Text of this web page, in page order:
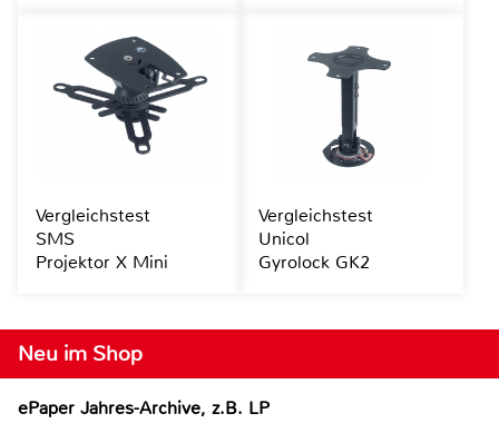
Neu im Shop
ePaper Jahres-Archive, z.B. LP
Vergleichstest
SMS
Projektor X Mini
Vergleichstest
Unicol
Gyrolock GK2